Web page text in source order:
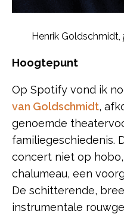
Henrik Goldschmidt,
Hoogtepunt
Op Spotify vond ik
van Goldschmidt,
genoemde
familiegeschiedenis.
concert niet op
chalumeau, een
De schitterende,
instrumentale